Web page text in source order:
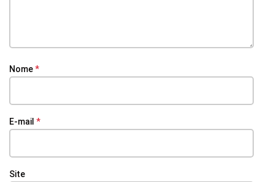
Nome*
E-mail *
Site